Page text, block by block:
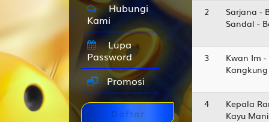
Hubungi
Kami
Lupa
Password
Promosi
Daftar
2
Sarjana -
Sandal -
3
Kwan Im
4
Kepala
Kayu